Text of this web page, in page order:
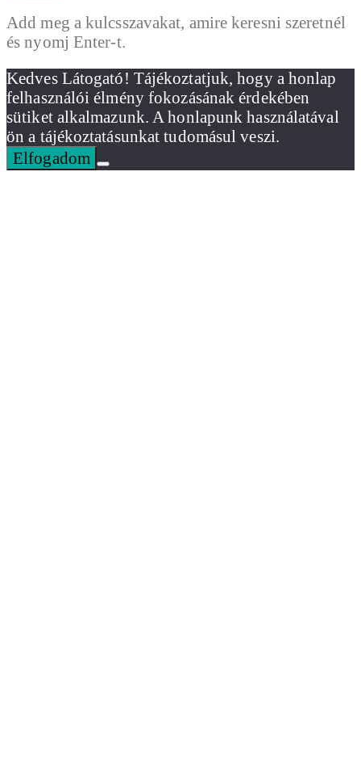
Add meg a kulcsszavakat, amire keresni szeretnél
és nyomj Enter-t.
Kedves Látogató! Tájékoztatjuk, hogy a honlap
felhasználói élmény fokozásának érdekében
sütiket alkalmazunk. A honlapunk használatával
ön a tájékoztatásunkat tudomásul veszi.
Elfogadom